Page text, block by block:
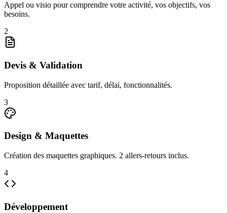
Appel ou visio pour comprendre votre activité, vos objectifs, vos
besoins.
2
Devis & Validation
Proposition détaillée avec tarif, délai, fonctionnalités.
3
Design & Maquettes
Création des maquettes graphiques. 2 allers-retours inclus.
4
Développement